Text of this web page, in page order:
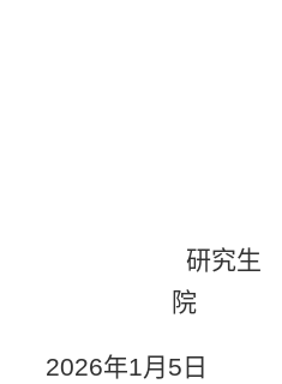
研究生
院
2026年1月 5 日